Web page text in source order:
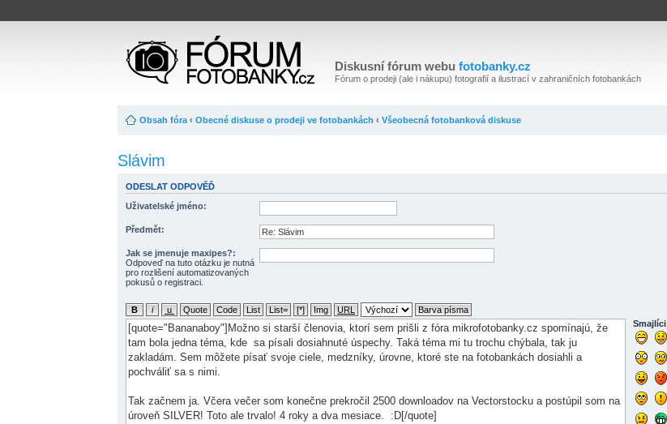
Diskusní fórum webu fotobanky.cz
Fórum o prodeji (ale i nákupu) fotografií a ilustrací v zahraničních fotobankách
Obsah fóra ‹ Obecné diskuse o prodeji ve fotobankách ‹ Všeobecná fotobanková diskuse
Slávim
ODESLAT ODPOVĚĎ
Uživatelské jméno:
Předmět:
Jak se jmenuje maxipes?:
Odpoveď na tuto otázku je nutná
pro rozlišení automatizovaných
pokusů o registraci.
Smajlíci